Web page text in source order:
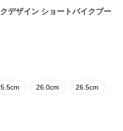
デザイン ショートバイクブー
26.0cm 26.5cm